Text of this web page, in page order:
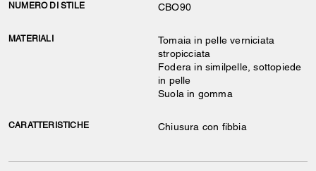
NUMERO DI STILE CBO90
MATERIALI
Tomaia in pelle verniciata
stropicciata
Fodera in similpelle, sottopiede
in pelle
Suola in gomma
CARATTERISTICHE Chiusura con fibbia